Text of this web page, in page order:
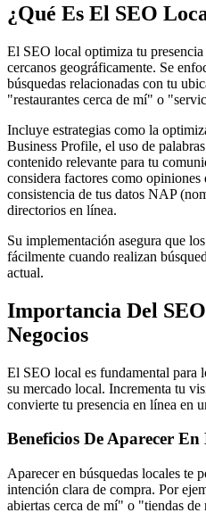
¿Qué Es El SEO
El SEO local optimiza tu presencia
cercanos geográficamente. Se
búsquedas relacionadas con tu
"restaurantes cerca de mí" o
Incluye estrategias como la
Business Profile, el uso de
contenido relevante para tu
considera factores como opiniones
consistencia de tus datos NAP
directorios en línea.
Su implementación asegura que
fácilmente cuando realizan
actual.
Importancia Del
Negocios
El SEO local es fundamental para
su mercado local. Incrementa tu
convierte tu presencia en línea en
Beneficios De Aparecer En
Aparecer en búsquedas locales te
intención clara de compra. Por
abiertas cerca de mí" o "tiendas